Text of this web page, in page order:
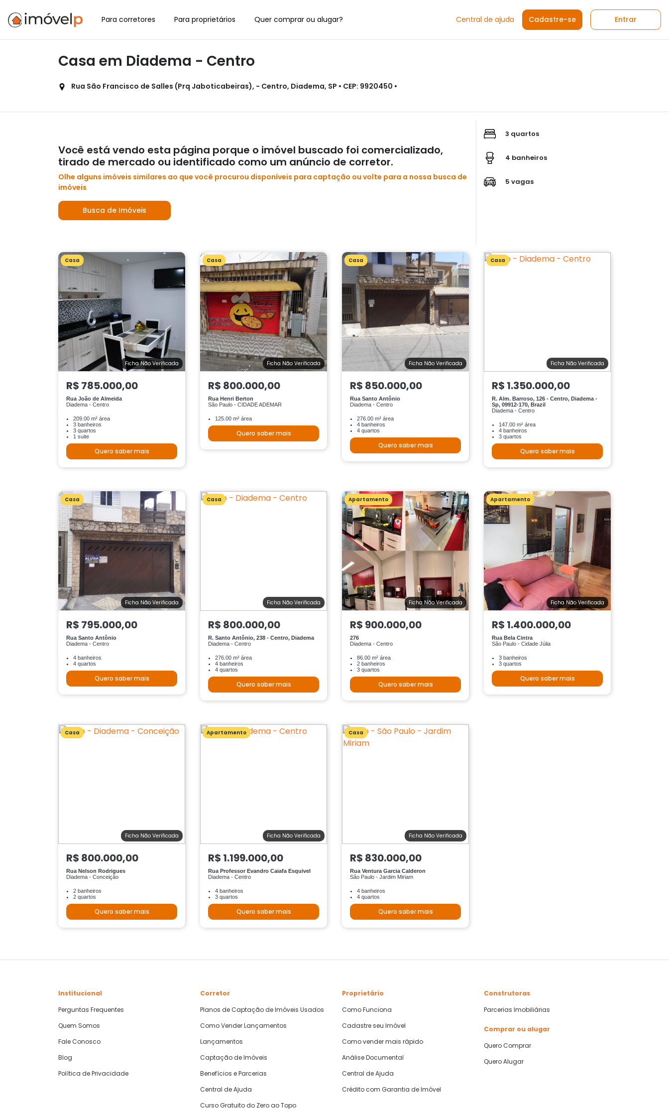
Para corretores Para proprietários Quer comprar ou alugar? Central de ajuda Cadastre-se Entrar
Casa em Diadema - Centro
Rua São Francisco de Salles (Prq Jaboticabeiras), - Centro, Diadema, SP • CEP: 9920450 •
Você está vendo esta página porque o imóvel buscado foi comercializado,
tirado de mercado ou identificado como um anúncio de corretor.
Olhe alguns imóveis similares ao que você procurou disponíveis para captação ou volte para a nossa busca de
imóveis
Busca de Imóveis
3 quartos
4 banheiros
5 vagas
Casa
Ficha Não Verificada
R$ 785.000,00
Rua João de Almeida
Diadema - Centro
209.00 m² área
3 banheiros
3 quartos
1 suite
Quero saber mais
Casa
Ficha Não Verificada
R$ 800.000,00
Rua Henri Berton
São Paulo - CIDADE ADEMAR
125.00 m² área
Quero saber mais
Casa
Ficha Não Verificada
R$ 850.000,00
Rua Santo Antônio
Diadema - Centro
276.00 m² área
4 banheiros
4 quartos
Quero saber mais
Casa
Ficha Não Verificada
R$ 1.350.000,00
R. Alm. Barroso, 126 - Centro, Diadema -
Sp, 09912-170, Brazil
Diadema - Centro
147.00 m² área
4 banheiros
3 quartos
Quero saber mais
Casa
Ficha Não Verificada
R$ 795.000,00
Rua Santo Antônio
Diadema - Centro
4 banheiros
4 quartos
Quero saber mais
Casa
Ficha Não Verificada
R$ 800.000,00
R. Santo Antônio, 238 - Centro, Diadema
Diadema - Centro
276.00 m² área
4 banheiros
4 quartos
Quero saber mais
Apartamento
Ficha Não Verificada
R$ 900.000,00
276
Diadema - Centro
86.00 m² área
2 banheiros
3 quartos
Quero saber mais
Apartamento
Ficha Não Verificada
R$ 1.400.000,00
Rua Bela Cintra
São Paulo - Cidade Júlia
3 banheiros
3 quartos
Quero saber mais
Casa
Ficha Não Verificada
R$ 800.000,00
Rua Nelson Rodrigues
Diadema - Conceição
2 banheiros
2 quartos
Quero saber mais
Apartamento
Ficha Não Verificada
R$ 1.199.000,00
Rua Professor Evandro Caiafa Esquivel
Diadema - Centro
4 banheiros
3 quartos
Quero saber mais
Casa
Ficha Não Verificada
R$ 830.000,00
Rua Ventura Garcia Calderon
São Paulo - Jardim Miriam
4 banheiros
4 quartos
Quero saber mais
Institucional
Perguntas Frequentes
Quem Somos
Fale Conosco
Blog
Política de Privacidade
Corretor
Planos de Captação de Imóveis Usados
Como Vender Lançamentos
Lançamentos
Captação de Imóveis
Benefícios e Parcerias
Central de Ajuda
Curso Gratuito do Zero ao Topo
Proprietário
Como Funciona
Cadastre seu Imóvel
Como vender mais rápido
Análise Documental
Central de Ajuda
Crédito com Garantia de Imóvel
Construtoras
Parcerias Imobiliárias
Comprar ou alugar
Quero Comprar
Quero Alugar